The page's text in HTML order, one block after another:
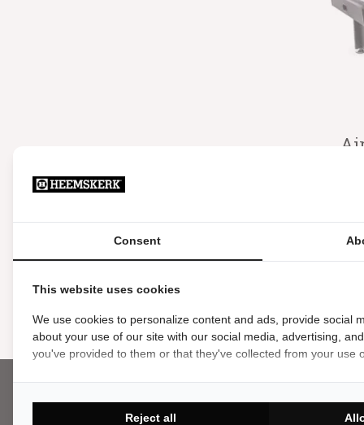
Consent
This website uses cookies
We use cookies to personalize content and ads, provide social
about your use of our site with our social media, advertising,
you've provided to them or that they've collected from your use
Reject all